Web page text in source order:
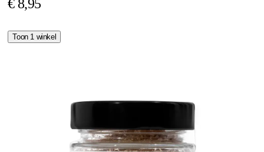
€ 8,95
Toon 1 winkel